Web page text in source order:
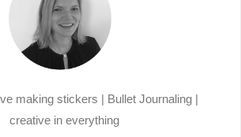
making stickers | Bullet Journaling |
creative in everything